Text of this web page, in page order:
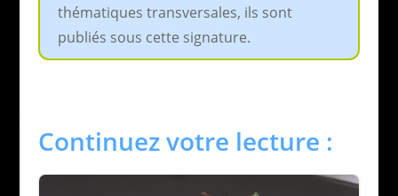
thématiques transversales, ils sont
publiés sous cette signature.
Continuez votre lecture :